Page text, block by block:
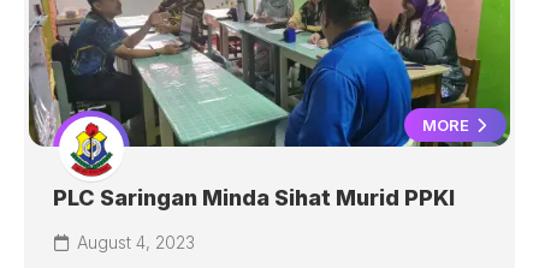
MORE
PLC Saringan Minda Sihat Murid PPKI
August 4, 2023